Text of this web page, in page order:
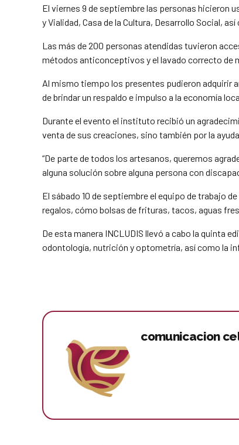
El viernes 9 de septiembre las personas hicieron
y Vialidad, Casa de la Cultura, Desarrollo Social,
Las más de 200 personas atendidas tuvieron
métodos anticonceptivos y el lavado correcto de
Al mismo tiempo los presentes pudieron adquirir
de brindar un respaldo e impulso a la economía
Durante el evento el instituto recibió un
venta de sus creaciones, sino también por la
“De parte de todos los artesanos, queremos
alguna solución sobre alguna persona con
El sábado 10 de septiembre el equipo de trabajo
regalos, cómo bolsas de frituras, tacos, aguas
De esta manera INCLUDIS llevó a cabo la quinta
odontología, nutrición y optometría, así como la
comunicacion